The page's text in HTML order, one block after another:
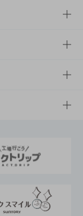
経営